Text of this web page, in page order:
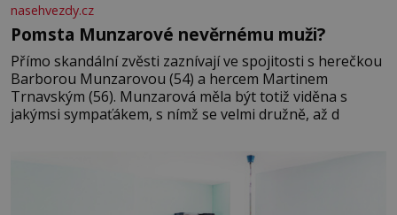
nasehvezdy.cz
Pomsta Munzarové nevěrnému muži?
Přímo skandální zvěsti zaznívají ve spojitosti s herečkou
Barborou Munzarovou (54) a hercem Martinem
Trnavským (56). Munzarová měla být totiž viděna s
jakýmsi sympaťákem, s nímž se velmi družně, až d